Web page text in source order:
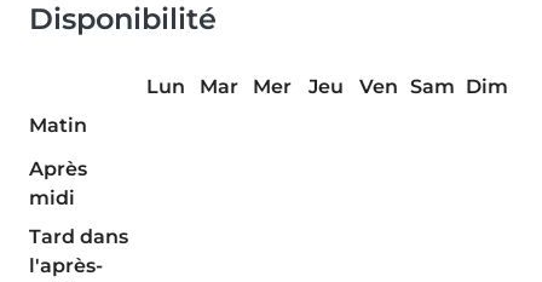
Disponibilité
Lun Mar Mer Jeu Ven Sam Dim
Matin
Après
midi
Tard dans
l'après-